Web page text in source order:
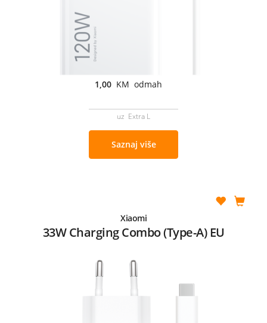
1,00 KM odmah
uz Extra L
Saznaj više
Xiaomi
33W Charging Combo (Type-A) EU